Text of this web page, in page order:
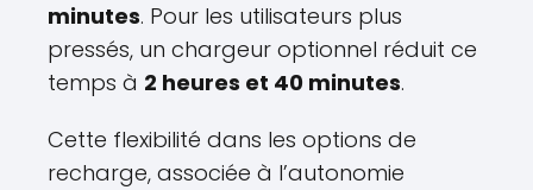
minutes. Pour les utilisateurs plus
pressés, un chargeur optionnel réduit ce
temps à 2 heures et 40 minutes.
Cette flexibilité dans les options de
recharge, associée à l’autonomie